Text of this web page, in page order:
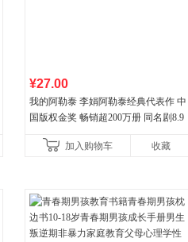
¥27.00
我的阿勒泰 李娟阿勒泰经典代表作 中
国版权金奖 畅销超200万册 同名剧8.9
加入购物车
收藏